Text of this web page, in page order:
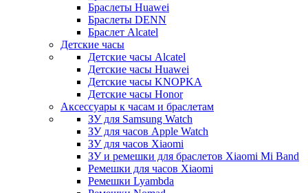
Браслеты Huawei
Браслеты DENN
Браслет Alcatel
Детские часы
Детские часы Alcatel
Детские часы Huawei
Детские часы KNOPKA
Детские часы Honor
Аксессуары к часам и браслетам
ЗУ для Samsung Watch
ЗУ для часов Apple Watch
ЗУ для часов Xiaomi
ЗУ и ремешки для браслетов Xiaomi Mi Band
Ремешки для часов Xiaomi
Ремешки Lyambda